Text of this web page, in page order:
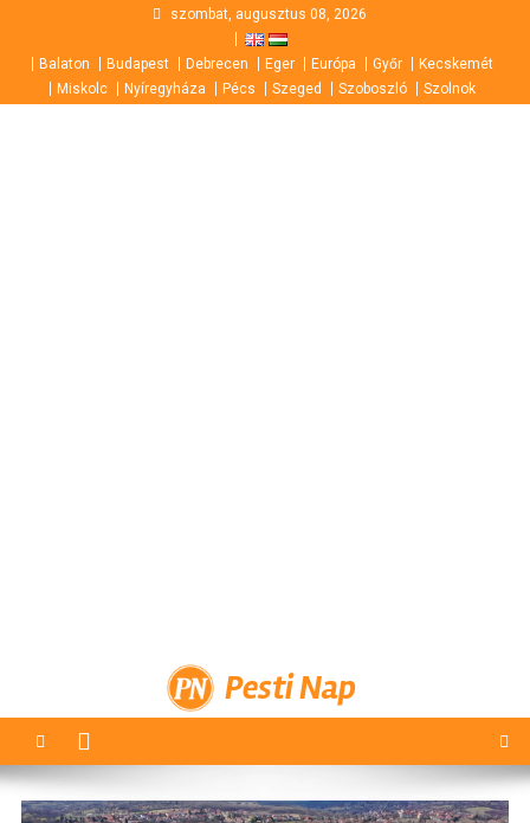
content
szombat, augusztus 08, 2026
Balaton Budapest Debrecen Eger Európa Győr
Kecskemét
Miskolc
Nyíregyháza Pécs Szeged Szoboszló Szolnok
Pesti Nap